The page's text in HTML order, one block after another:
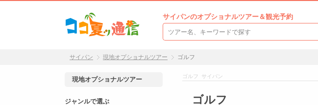
サイパンのオプショナルツアー＆観光予約
サイパン 現地オプショナルツアー ゴルフ
ゴルフ サイパン
ゴルフ
現地オプショナルツアー
ジャンルで選ぶ